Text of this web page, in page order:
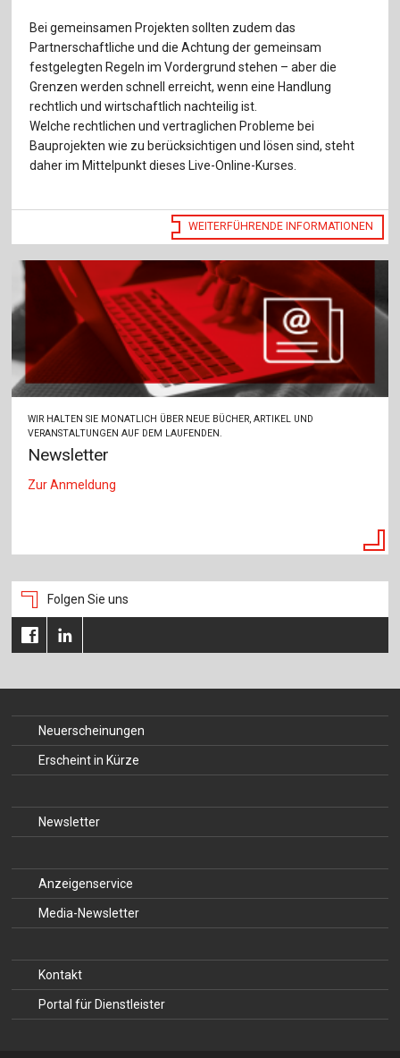
Bei gemeinsamen Projekten sollten zudem das
Partnerschaftliche und die Achtung der gemeinsam
festgelegten Regeln im Vordergrund stehen – aber die
Grenzen werden schnell erreicht, wenn eine Handlung
rechtlich und wirtschaftlich nachteilig ist.
Welche rechtlichen und vertraglichen Probleme bei
Bauprojekten wie zu berücksichtigen und lösen sind, steht
daher im Mittelpunkt dieses Live-Online-Kurses.
WEITERFÜHRENDE INFORMATIONEN
WIR HALTEN SIE MONATLICH ÜBER NEUE BÜCHER, ARTIKEL UND
VERANSTALTUNGEN AUF DEM LAUFENDEN.
Newsletter
Zur Anmeldung
Folgen Sie uns
Neuerscheinungen
Erscheint in Kürze
Newsletter
Anzeigenservice
Media-Newsletter
Kontakt
Portal für Dienstleister